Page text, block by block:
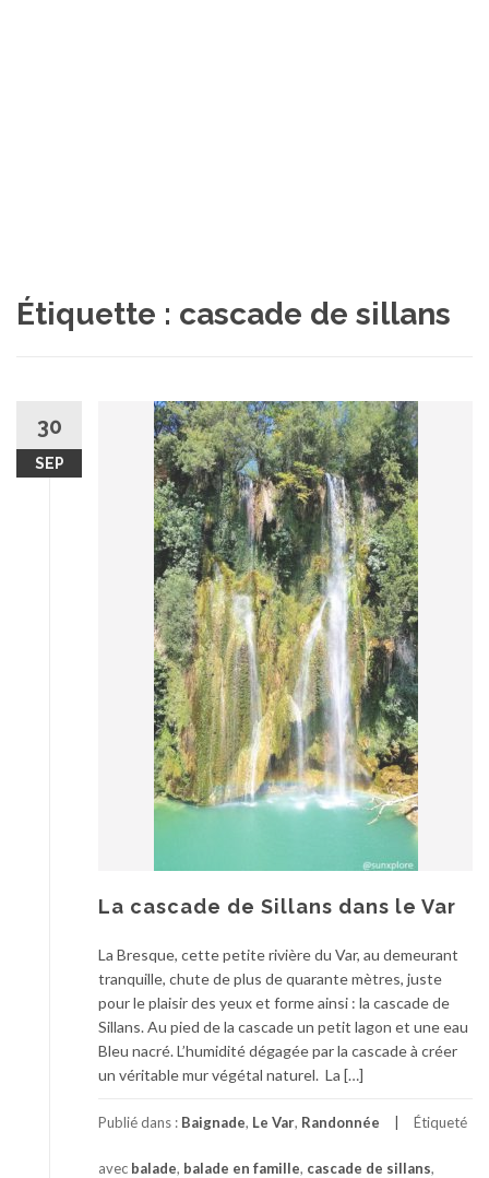
Étiquette : cascade de sillans
30
SEP
La cascade de Sillans dans le Var
La Bresque, cette petite rivière du Var, au demeurant
tranquille, chute de plus de quarante mètres, juste
pour le plaisir des yeux et forme ainsi : la cascade de
Sillans. Au pied de la cascade un petit lagon et une eau
Bleu nacré. L’humidité dégagée par la cascade à créer
un véritable mur végétal naturel. La […]
Publié dans : Baignade, Le Var, Randonnée Étiqueté
avec balade, balade en famille, cascade de sillans,